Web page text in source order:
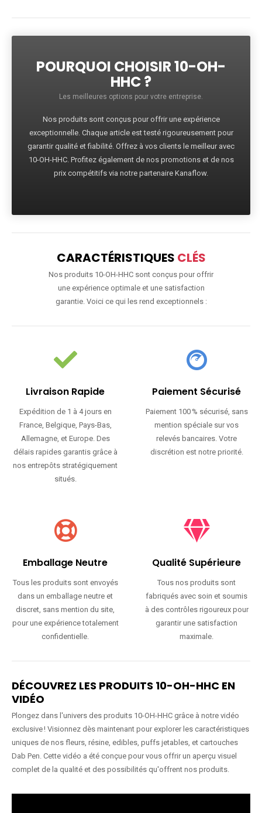
POURQUOI CHOISIR 10-OH-
HHC ?
Les meilleures options pour votre entreprise.
Nos produits sont conçus pour offrir une expérience
exceptionnelle. Chaque article est testé rigoureusement pour
garantir qualité et fiabilité. Offrez à vos clients le meilleur avec
10-OH-HHC. Profitez également de nos promotions et de nos
prix compétitifs via notre partenaire Kanaflow.
CARACTÉRISTIQUES CLÉS
Nos produits 10-OH-HHC sont conçus pour offrir
une expérience optimale et une satisfaction
garantie. Voici ce qui les rend exceptionnels :
Livraison Rapide
Expédition de 1 à 4 jours en
France, Belgique, Pays-Bas,
Allemagne, et Europe. Des
délais rapides garantis grâce à
nos entrepôts stratégiquement
situés.
Paiement Sécurisé
Paiement 100 % sécurisé, sans
mention spéciale sur vos
relevés bancaires. Votre
discrétion est notre priorité.
Emballage Neutre
Tous les produits sont envoyés
dans un emballage neutre et
discret, sans mention du site,
pour une expérience totalement
confidentielle.
Qualité Supérieure
Tous nos produits sont
fabriqués avec soin et soumis
à des contrôles rigoureux pour
garantir une satisfaction
maximale.
DÉCOUVREZ LES PRODUITS 10-OH-HHC EN
VIDÉO
Plongez dans l'univers des produits 10-OH-HHC grâce à notre vidéo
exclusive ! Visionnez dès maintenant pour explorer les caractéristiques
uniques de nos fleurs, résine, edibles, puffs jetables, et cartouches
Dab Pen. Cette vidéo a été conçue pour vous offrir un aperçu visuel
complet de la qualité et des possibilités qu'offrent nos produits.